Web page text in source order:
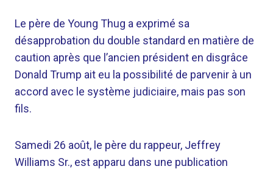
Le père de Young Thug a exprimé sa
désapprobation du double standard en matière de
caution après que l’ancien président en disgrâce
Donald Trump ait eu la possibilité de parvenir à un
accord avec le système judiciaire, mais pas son
fils.
Samedi 26 août, le père du rappeur, Jeffrey
Williams Sr., est apparu dans une publication